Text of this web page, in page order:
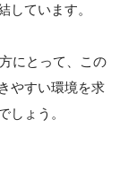
しています。
にとって、この
やすい環境を求
しょう。